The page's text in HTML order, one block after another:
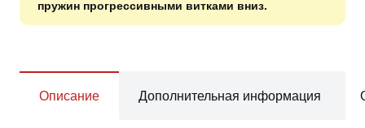
пружин прогрессивными витками вниз.
Описание Дополнительная информация